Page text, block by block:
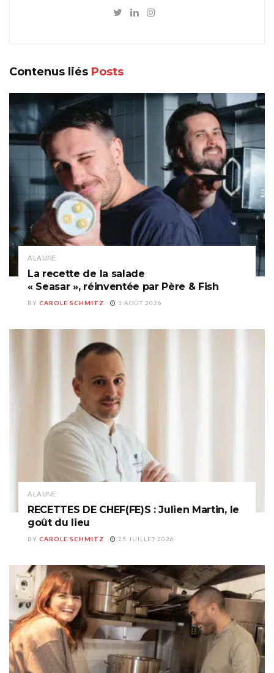
Contenus liés Posts
A LA UNE
La recette de la salade
« Seasar », réinventée par Père & Fish
BY CAROLE SCHMITZ 1 AOÛT 2026
A LA UNE
RECETTES DE CHEF(FE)S : Julien Martin, le
goût du lieu
BY CAROLE SCHMITZ 25 JUILLET 2026